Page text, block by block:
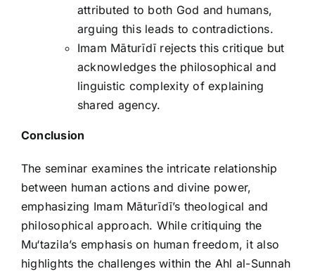
attributed to both God and humans,
arguing this leads to contradictions.
Imam Māturīdī rejects this critique but
acknowledges the philosophical and
linguistic complexity of explaining
shared agency.
Conclusion
The seminar examines the intricate relationship
between human actions and divine power,
emphasizing Imam Māturīdī’s theological and
philosophical approach. While critiquing the
Mu‘tazila’s emphasis on human freedom, it also
highlights the challenges within the Ahl al-Sunnah